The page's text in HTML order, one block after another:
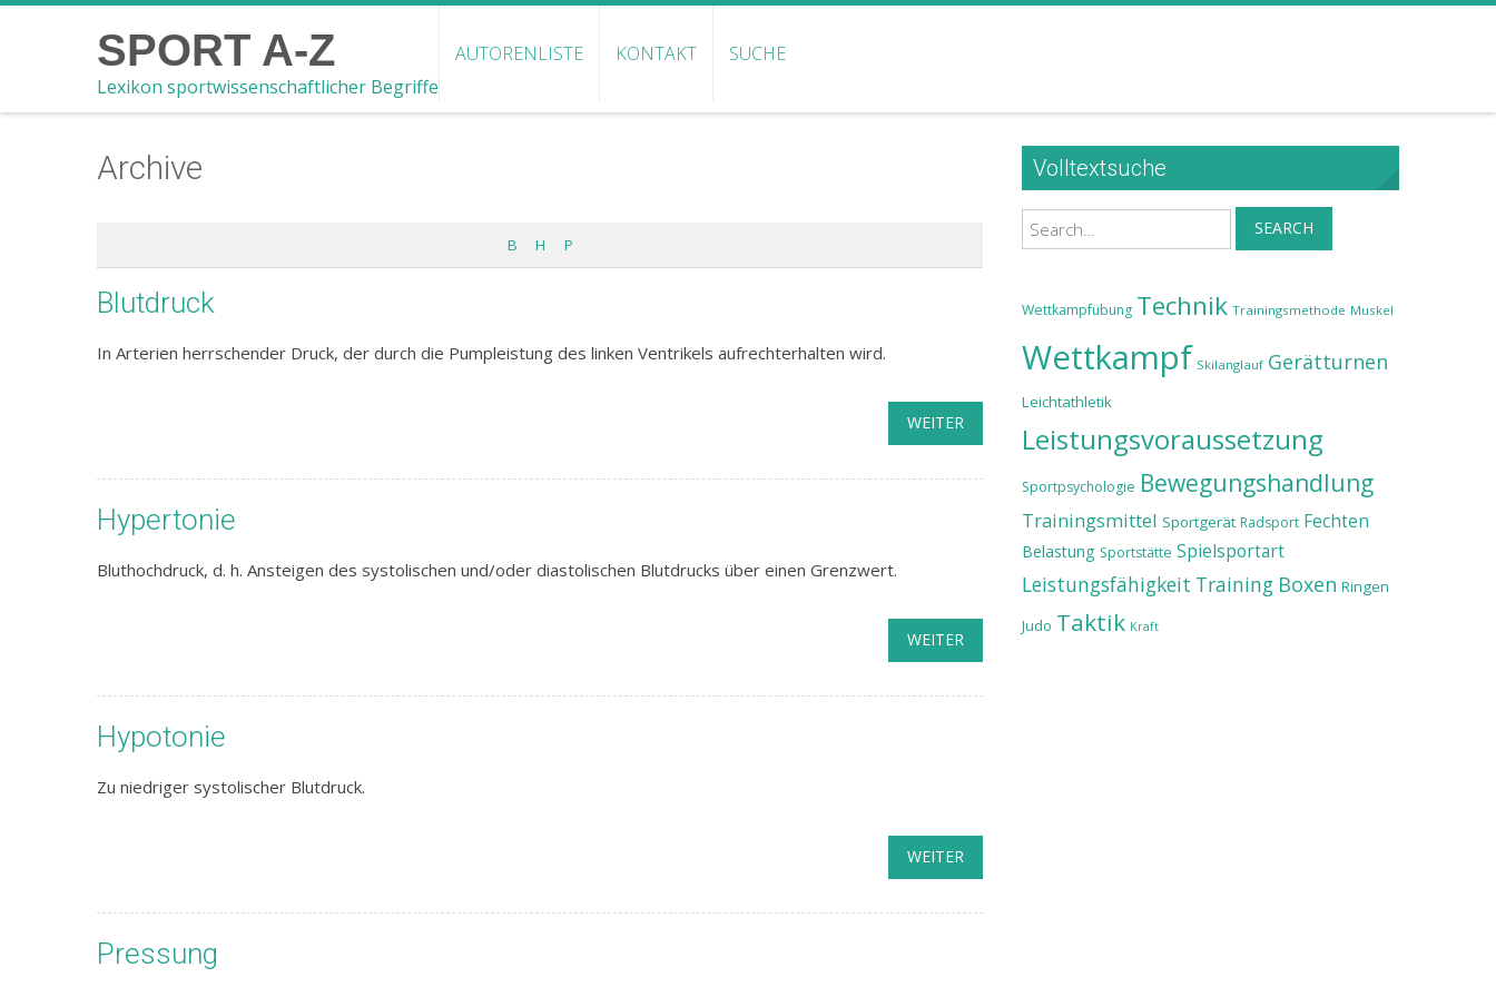
SPORT A-Z
Lexikon sportwissenschaftlicher Begriffe
AUTORENLISTE KONTAKT SUCHE
Archive
B H P
Blutdruck
In Arterien herrschender Druck, der durch die Pumpleistung des linken Ventrikels aufrechterhalten wird.
WEITER
Hypertonie
Bluthochdruck, d. h. Ansteigen des systolischen und/oder diastolischen Blutdrucks über einen Grenzwert.
WEITER
Hypotonie
Zu niedriger systolischer Blutdruck.
WEITER
Pressung
Volltextsuche
Search SEARCH
Wettkampfübung Technik Trainingsmethode Muskel
Wettkampf Skilanglauf Gerätturnen
Leichtathletik
Leistungsvoraussetzung
Sportpsychologie Bewegungshandlung
Trainingsmittel Sportgerät Radsport Fechten
Belastung Sportstätte Spielsportart
Leistungsfähigkeit Training Boxen Ringen
Judo Taktik Kraft